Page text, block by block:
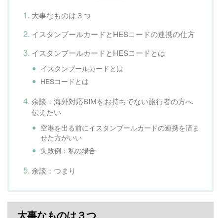
大事なものは３つ
イスタンブールカードとHESコードの連携の仕方
イスタンブールカードとHESコードとは
イスタンブールカードとは
HESコードとは
余談：海外対応SIMをお持ちでない旅行者の方へ
伝えたい
空港を出る前にイスタンブールカードの連携を済ま
せた方がいい
失敗例：私の場合
余談：つまり
大事なものは３つ